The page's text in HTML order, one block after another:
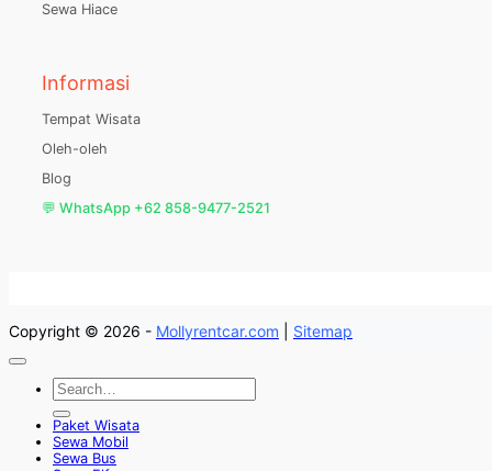
Sewa Hiace
Informasi
Tempat Wisata
Oleh-oleh
Blog
💬 WhatsApp +62 858-9477-2521
Copyright © 2026 - Mollyrentcar.com Sitemap
Paket Wisata
Sewa Mobil
Sewa Bus